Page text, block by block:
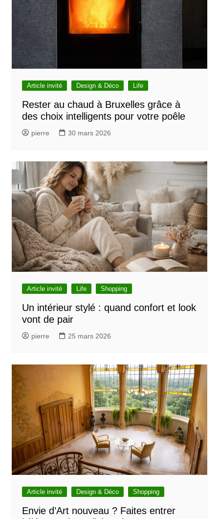
Article invité Design & Déco Life
Rester au chaud à Bruxelles grâce à
des choix intelligents pour votre poêle
pierre 30 mars 2026
Article invité Life Shopping
Un intérieur stylé : quand confort et look
vont de pair
pierre 25 mars 2026
Article invité Design & Déco Shopping
Envie d’Art nouveau ? Faites entrer